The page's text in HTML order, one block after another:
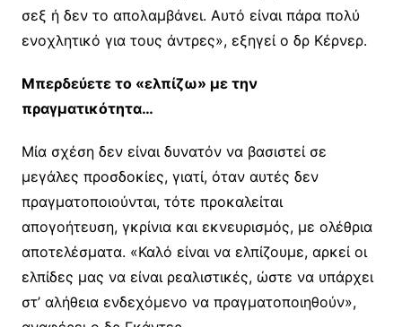
σεξ ή δεν το απολαμβάνει. Αυτό είναι πάρα πολύ
ενοχλητικό για τους άντρες», εξηγεί ο δρ Κέρνερ.
Μπερδεύετε το «ελπίζω» με την
πραγματικότητα…
Μία σχέση δεν είναι δυνατόν να βασιστεί σε
μεγάλες προσδοκίες, γιατί, όταν αυτές δεν
πραγματοποιούνται, τότε προκαλείται
απογοήτευση, γκρίνια και εκνευρισμός, με ολέθρια
αποτελέσματα. «Καλό είναι να ελπίζουμε, αρκεί οι
ελπίδες μας να είναι ρεαλιστικές, ώστε να υπάρχει
στ’ αλήθεια ενδεχόμενο να πραγματοποιηθούν»,